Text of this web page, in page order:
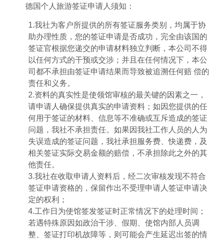
德国个人旅游签证申请人须知：
1.我社为客户所提供的所有签证服务类别，均属于协
助办理性质，您的签证申请是否成功，完全由该国的
签证官根据您递交的申请材料独立判断，本公司不得
以任何方式的干预或交涉；并且在任何情况下，本公
司都不承担由签证申请结果而导致被追溯任何赔 偿的
责任和义务。
2.资料的真实性是使领馆审核的最关键的因素之一，
请申请人确保提供真实的申请资料；如因您提供的任
何用于签证的材料、信息等不准确或互斥造成的签证
问题，我社不承担责任。如果因我社工作人员的人为
失误造成的签证问题，我社承担服务费、快递费，及
相关签证实际交易金额的赔偿，不承担除此之外的其
他责任。
3.我社在收取申请人资料后，经二次审核发现不符合
签证申请资格的，保留作出不受理申请人签证申请决
定的权利；
4.工作日为使馆签发签证时正常情况下的处理时间；
若遇特殊原因如政治干涉、假期、使馆内部人员调
整、签证打印机故障等，则可能会产生延迟出签的情